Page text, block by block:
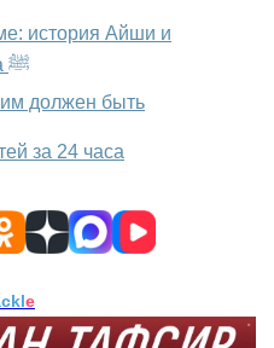
история Айши и
молочные братья Пророка ﷺ
должен быть
за 24 часа
e